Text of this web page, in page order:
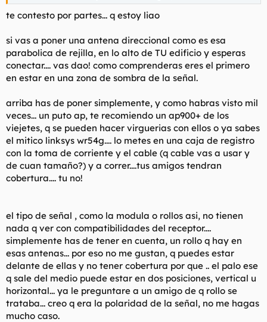
te contesto por partes... q estoy liao
si vas a poner una antena direccional como es esa
parabolica de rejilla, en lo alto de TU edificio y esperas
conectar.... vas dao! como comprenderas eres el primero
en estar en una zona de sombra de la señal.
arriba has de poner simplemente, y como habras visto mil
veces... un puto ap, te recomiendo un ap900+ de los
viejetes, q se pueden hacer virguerias con ellos o ya sabes
el mitico linksys wr54g.... lo metes en una caja de registro
con la toma de corriente y el cable (q cable vas a usar y
de cuan tamaño?) y a correr....tus amigos tendran
cobertura.... tu no!
el tipo de señal , como la modula o rollos asi, no tienen
nada q ver con compatibilidades del receptor....
simplemente has de tener en cuenta, un rollo q hay en
esas antenas... por eso no me gustan, q puedes estar
delante de ellas y no tener cobertura por que .. el palo ese
q sale del medio puede estar en dos posiciones, vertical u
horizontal... ya le preguntare a un amigo de q rollo se
trataba... creo q era la polaridad de la señal, no me hagas
mucho caso.